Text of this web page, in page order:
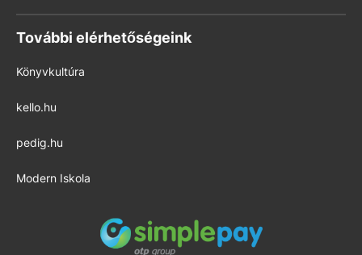
További elérhetőségeink
Könyvkultúra
kello.hu
pedig.hu
Modern Iskola